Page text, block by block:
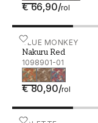
€ 66,90/rol
BLUE MONKEY
Nakuru Red
1098901-01
€ 80,90/rol
Nakuru Red -